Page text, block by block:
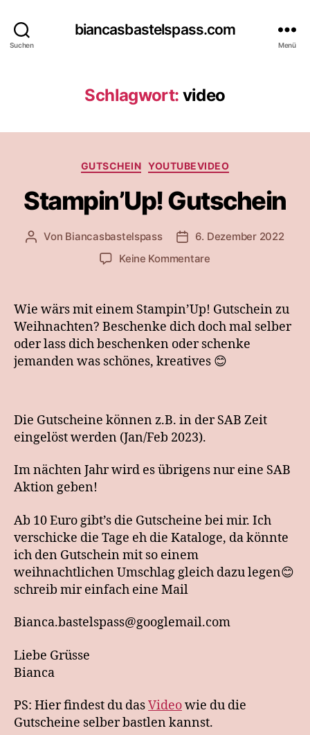
Suchen
biancasbastelspass.com
Menü
Schlagwort: video
Kategorien
GUTSCHEIN YOUTUBEVIDEO
Stampin’Up! Gutschein
Beitragsautor
Von Biancasbastelspass Beitragsdatum
6. Dezember 2022
Keine Kommentarezu
Wie wärs mit einem Stampin’Up! Gutschein zu
Weihnachten? Beschenke dich doch mal selber
oder lass dich beschenken oder schenke
jemanden was schönes, kreatives 😊
Die Gutscheine können z.B. in der SAB Zeit
eingelöst werden (Jan/Feb 2023).
Im nächten Jahr wird es übrigens nur eine SAB
Aktion geben!
Ab 10 Euro gibt’s die Gutscheine bei mir. Ich
verschicke die Tage eh die Kataloge, da könnte
ich den Gutschein mit so einem
weihnachtlichen Umschlag gleich dazu legen😊
schreib mir einfach eine Mail
Bianca.bastelspass@googlemail.com
Liebe Grüsse
Bianca
PS: Hier findest du dasVideowie du die
Gutscheine selber bastlen kannst.